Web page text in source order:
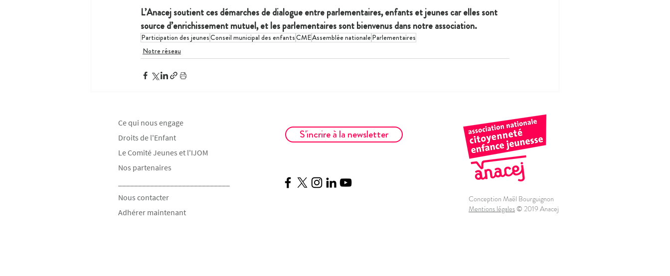
L’Anacej soutient ces démarches de dialogue entre parlementaires, enfants et jeunes car elles sont
source d’enrichissement mutuel, et les parlementaires sont bienvenus dans notre association.
Participation des jeunesConseil municipal des enfantsCMEAssemblée nationaleParlementaires
Notre réseau
Ce qui nous engage
Droits de l'Enfant
Le Comité Jeunes et l'IJOM
Nos partenaires
Nous contacter
Adhérer maintenant
S'incrire à la newsletter
Conception Maël Bourguignon
Mentions légales© 2019 Anacej